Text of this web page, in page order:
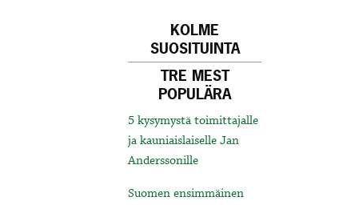
KOLME
SUOSITUINTA
TRE MEST
POPULÄRA
5 kysymystä toimittajalle
ja kauniaislaiselle Jan
Anderssonille
Suomen ensimmäinen